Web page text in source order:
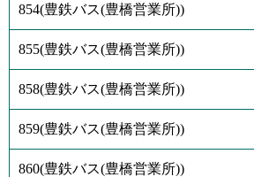
854(豊鉄バス(豊橋営業所))
855(豊鉄バス(豊橋営業所))
858(豊鉄バス(豊橋営業所))
859(豊鉄バス(豊橋営業所))
860(豊鉄バス(豊橋営業所))